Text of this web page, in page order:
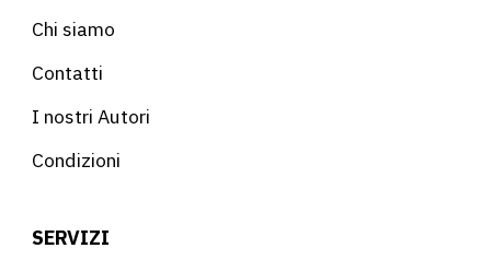
Chi siamo
Contatti
I nostri Autori
Condizioni
SERVIZI